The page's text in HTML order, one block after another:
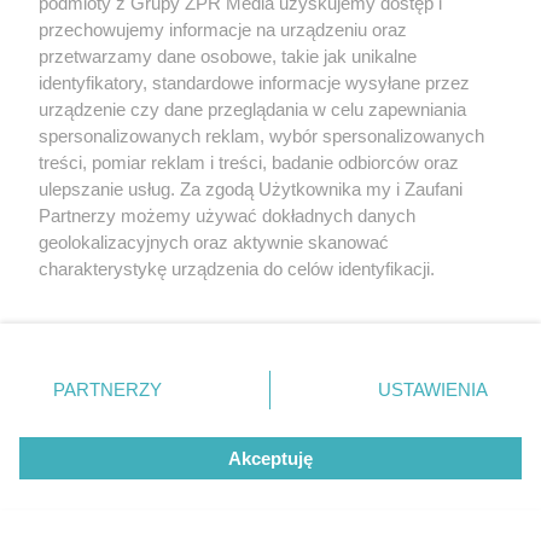
Tomasz Fornal zażądał klimatyzacji.
Ministerstwo błyskawicznie
zareagowało!
Ogrodnicy robią to z hortensjami w
sierpniu. Efekt widać już po kilku
tygodniach
przechowujemy informacje na urządzeniu oraz
przetwarzamy dane osobowe, takie jak unikalne
identyfikatory, standardowe informacje wysyłane przez
urządzenie czy dane przeglądania w celu zapewniania
spersonalizowanych reklam, wybór spersonalizowanych
treści, pomiar reklam i treści, badanie odbiorców oraz
ulepszanie usług. Za zgodą Użytkownika my i Zaufani
Partnerzy możemy używać dokładnych danych
geolokalizacyjnych oraz aktywnie skanować
charakterystykę urządzenia do celów identyfikacji.
zmienić/wycofać klikając przycisk ustawień prywatności
znajdujący się w lewym dolnym rogu strony
rodzaje przetwarzania danych nie wymagają zgody
użytkownika, ale masz prawo sprzeciwić się takiemu
przetwarzaniu. Preferencje będą miały zastosowanie tylko
PARTNERZY USTAWIENIA
Akceptuję